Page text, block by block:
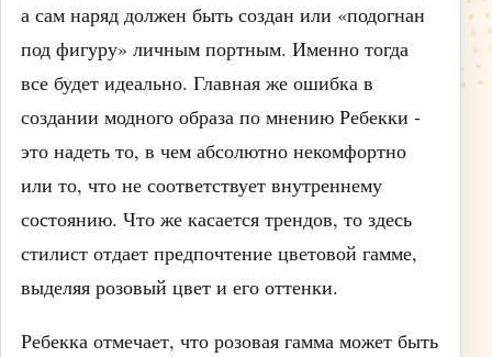
а сам наряд должен быть создан или «подогнан
под фигуру» личным портным. Именно тогда
все будет идеально. Главная же ошибка в
создании модного образа по мнению Ребекки -
это надеть то, в чем абсолютно некомфортно
или то, что не соответствует внутреннему
состоянию. Что же касается трендов, то здесь
стилист отдает предпочтение цветовой гамме,
выделяя розовый цвет и его оттенки.
Ребекка отмечает, что розовая гамма может быть